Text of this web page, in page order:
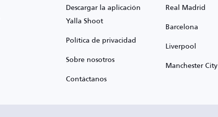
Descargar la aplicación
Yalla Shoot
Política de privacidad
Sobre nosotros
Contáctanos
Real Madrid
Barcelona
Liverpool
Manchester City